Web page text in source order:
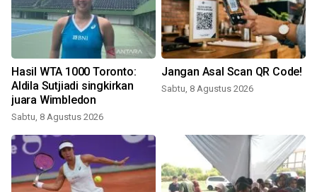
Hasil WTA 1000 Toronto:
Aldila Sutjiadi singkirkan
juara Wimbledon
Sabtu, 8 Agustus 2026
Jangan Asal Scan QR Code!
Sabtu, 8 Agustus 2026